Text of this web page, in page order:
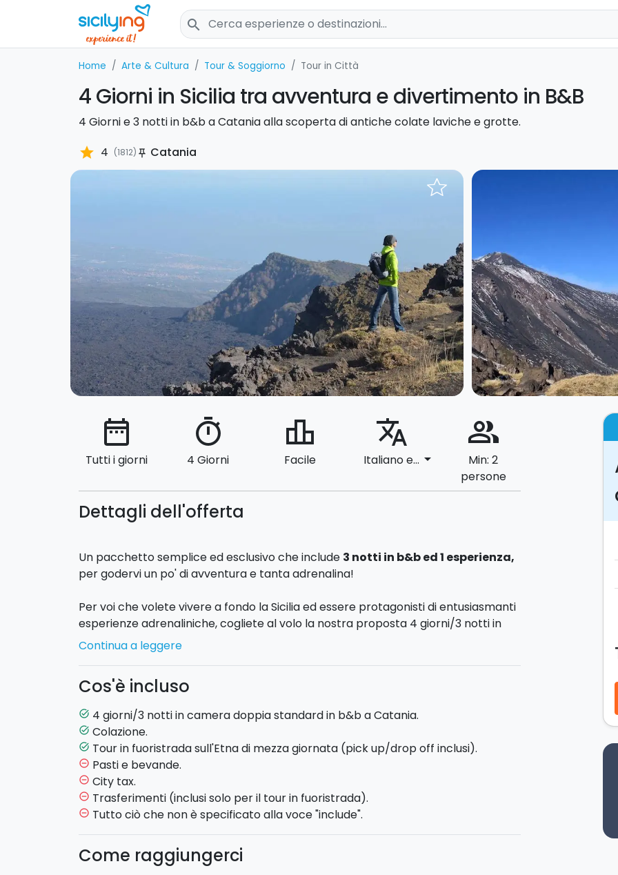
search
Home Arte & Cultura Tour & Soggiorno Tour in Città
4 Giorni in Sicilia tra avventura e divertimento in B&B
4 Giorni e 3 notti in b&b a Catania alla scoperta di antiche colate laviche e grotte.
star 4 (1812) push_pin Catania
date_range
Tutti i giorni
timer
4 Giorni
leaderboard
Facile
translate
Italiano e... arrow_drop_down
people_alt
Min: 2
persone
Dettagli dell'offerta
Un pacchetto semplice ed esclusivo che include 3 notti in b&b ed 1 esperienza,
per godervi un po' di avventura e tanta adrenalina!
Per voi che volete vivere a fondo la Sicilia ed essere protagonisti di entusiasmanti
esperienze adrenaliniche, cogliete al volo la nostra proposta 4 giorni/3 notti in
b&b al centro di Catania!
GIORNO 1
Check-in in b&b e sistemazione in camera doppia.
Serata libera.
GIORNO 2
Colazione in hotel.
Tour sull'Etna in fuoristrada di mezza giornata
bordo del fuoristrada andrete alla scoperta di antiche colate laviche, grotte e
visiterete la magnifica Valle del Bove insieme ad una guida naturalistica.
Continua a leggere
Cos'è incluso
task_alt 4 giorni/3 notti in camera doppia standard in b&b a Catania.
task_alt Colazione.
task_alt Tour in fuoristrada sull'Etna di mezza giornata (pick up/drop off inclusi).
remove_circle_outline Pasti e bevande.
remove_circle_outline City tax.
remove_circle_outline Trasferimenti (inclusi solo per il tour in fuoristrada).
remove_circle_outline Tutto ciò che non è specificato alla voce "include".
Come raggiungerci